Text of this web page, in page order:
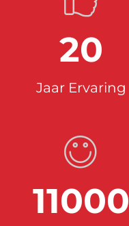
20
Jaar Ervaring
11000